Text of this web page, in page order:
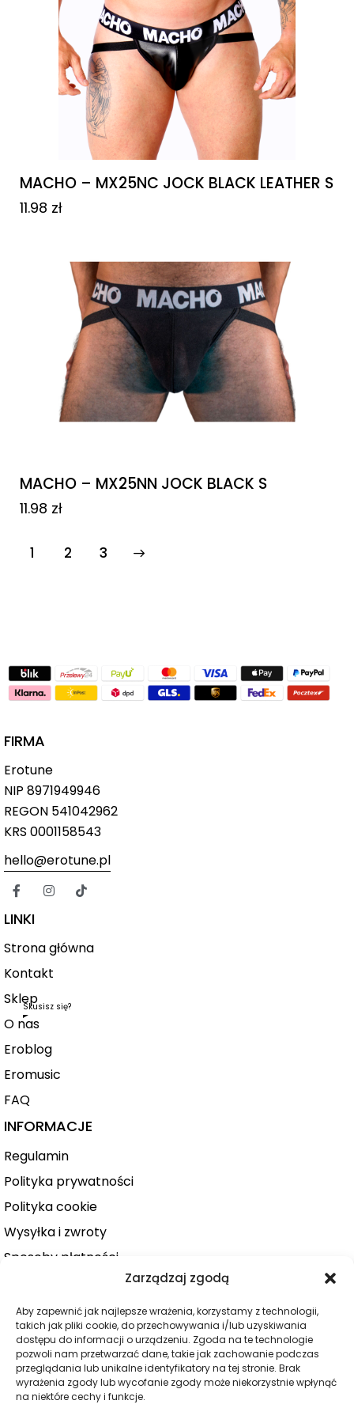
Zarządzaj zgodą
Aby zapewnić jak najlepsze wrażenia, korzystamy z technologii,
takich jak pliki cookie, do przechowywania i/lub uzyskiwania
dostępu do informacji o urządzeniu. Zgoda na te technologie
pozwoli nam przetwarzać dane, takie jak zachowanie podczas
przeglądania lub unikalne identyfikatory na tej stronie. Brak
wyrażenia zgody lub wycofanie zgody może niekorzystnie wpłynąć
na niektóre cechy i funkcje.
MACHO – MX25NC JOCK BLACK LEATHER S
11.98 zł
MACHO – MX25NN JOCK BLACK S
11.98 zł
1 2 3
→
FIRMA
Erotune
NIP 8971949946
REGON 541042962
KRS 0001158543
hello@erotune.pl
LINKI
Strona główna
Kontakt
Sklep
O nas
Skusisz się?
Eroblog
Eromusic
FAQ
INFORMACJE
Regulamin
Polityka prywatności
Polityka cookie
Wysyłka i zwroty
Sposoby płatności
Zamówienie
KATEGORIE
Dla niej
Dla niego